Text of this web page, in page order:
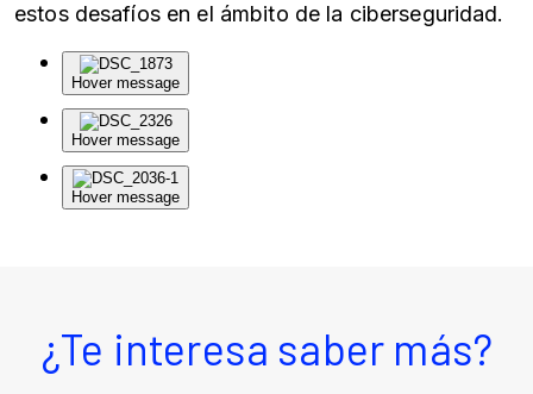
estos desafíos en el ámbito de la ciberseguridad.
Hover message
Hover message
Hover message
¿Te interesa saber más?